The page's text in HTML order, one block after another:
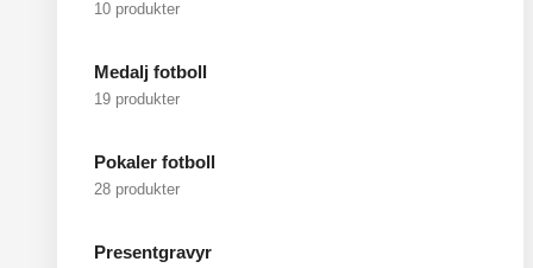
10 produkter
Medalj fotboll
19 produkter
Pokaler fotboll
28 produkter
Presentgravyr